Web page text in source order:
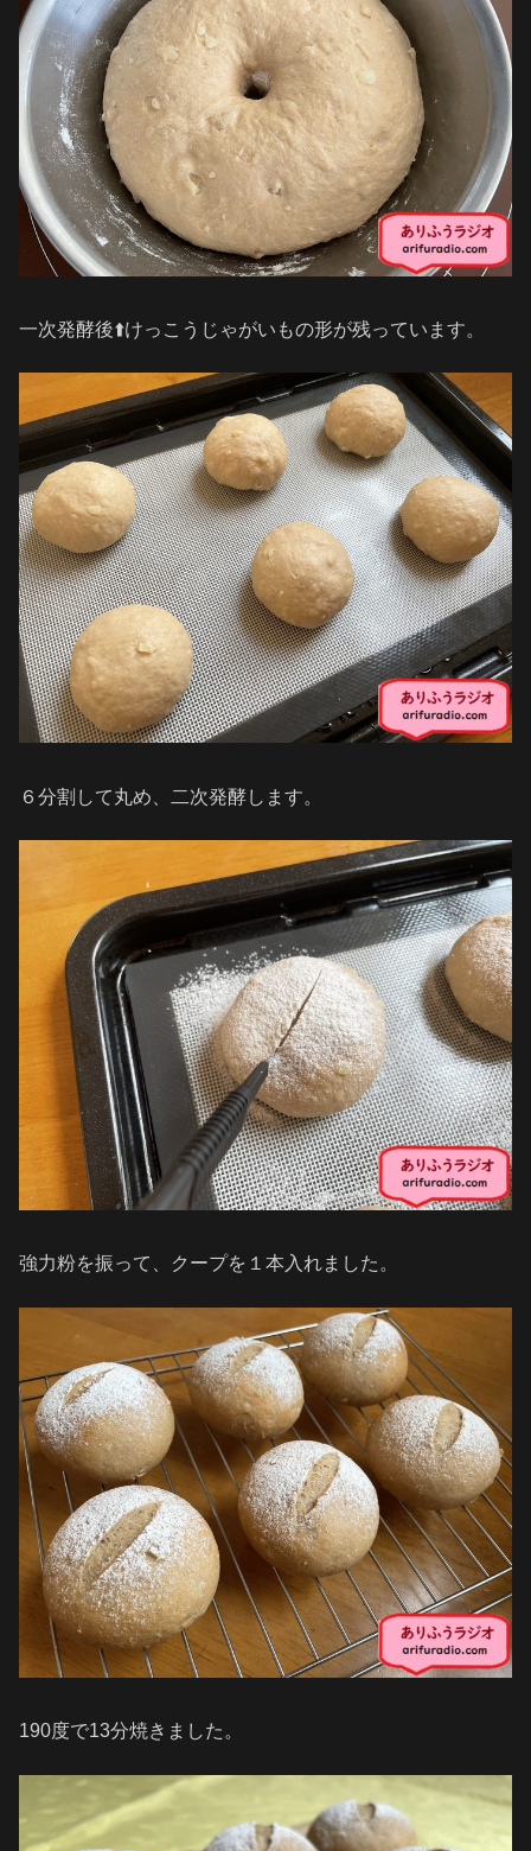
一次発酵後⬆️けっこうじゃがいもの形が残っています。
６分割して丸め、二次発酵します。
強力粉を振って、クープを１本入れました。
190度で13分焼きました。